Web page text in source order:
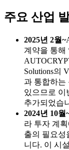
주요 산업
2025년 2월~
계약을 통해
Solutions의
과 통합하는
있으므로 이
추가되었습
2024년 10월
라 투자 계
출의 필요성
니다. 이 시